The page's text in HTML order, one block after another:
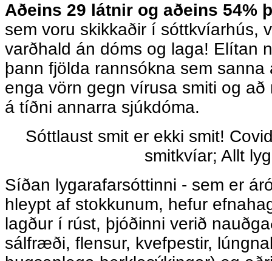
Aðeins 29 látnir og aðeins 54%
sem voru skikkaðir í sóttkvíarhús,
varðhald án dóms og laga! Elítan
þann fjölda rannsókna sem sanna
enga vörn gegn vírusa smiti og að
á tíðni annarra sjúkdóma.
Sóttlaust smit er ekki smit!
smitkvíar; Allt
Síðan lygarafarsóttinni - sem er
hleypt af stokkunum, hefur
lagður í rúst, þjóðinni verið
sálfræði, flensur, kvefpestir,